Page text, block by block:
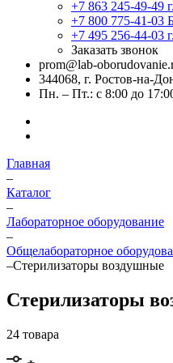
+7 863 245-49-49
+7 800 775-41-03
+7 495 256-44-03
Заказать звонок
prom@lab-
344068, г. Ростов-на-
Пн. – Пт.: с 8:00 до
Главная
–
Каталог
–
Лабораторное оборудование
–
Общелабораторное
–Стерилизаторы воздушные
Стерилизаторы
24 товара